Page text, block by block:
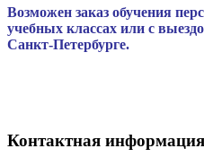
Возможен заказ обучения
учебных классах или с
Санкт-Петербурге.
Контактная информация